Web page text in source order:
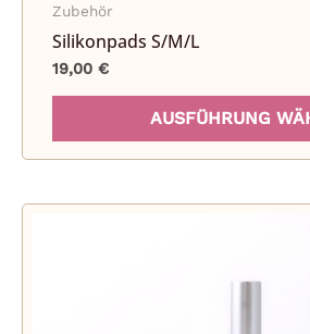
Zubehör
Silikonpads S/M/L
19,00€
AUSFÜHRUNG